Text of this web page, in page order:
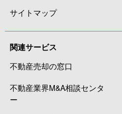
サイトマップ
関連サービス
不動産売却の窓口
不動産業界M&A相談センタ
ー